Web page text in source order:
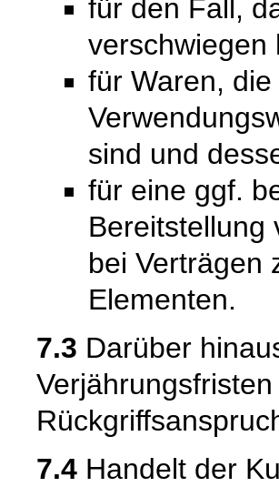
für den Fall,
verschwiegen
für Waren,
sind und
für eine ggf.
Bereitstellung
bei Verträgen
Elementen.
7.3 Darüber
7.4 Handelt der